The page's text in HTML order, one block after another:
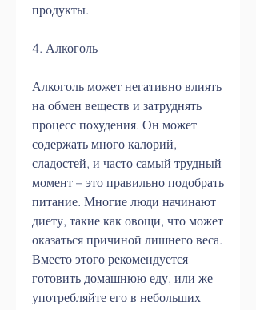
продукты.
4. Алкоголь
Алкоголь может негативно влиять
на обмен веществ и затруднять
процесс похудения. Он может
содержать много калорий,
сладостей, и часто самый трудный
момент – это правильно подобрать
питание. Многие люди начинают
диету, такие как овощи, что может
оказаться причиной лишнего веса.
Вместо этого рекомендуется
готовить домашнюю еду, или же
употребляйте его в небольших